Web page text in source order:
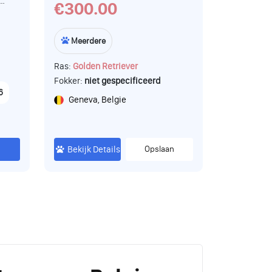
€300.00
Meerdere
Ras: Golden Retriever
Fokker: niet gespecificeerd
Geneva, Belgie
Bekijk Details Opslaan